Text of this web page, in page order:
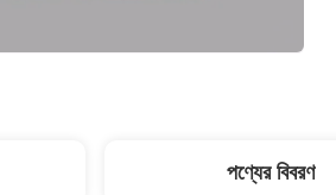
পণ্যের বিবরণ